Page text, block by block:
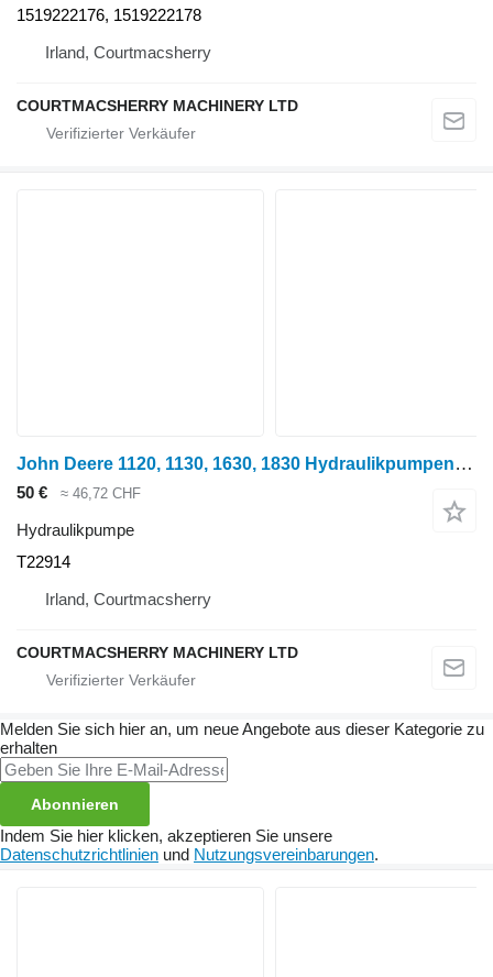
1519222176, 1519222178
Irland, Courtmacsherry
COURTMACSHERRY MACHINERY LTD
John Deere 1120, 1130, 1630, 1830 Hydraulikpumpen-Antriebswellenkupplung T22914 für Radtraktor
50 € ≈ 46,72 CHF
Hydraulikpumpe
T22914
Irland, Courtmacsherry
COURTMACSHERRY MACHINERY LTD
Melden Sie sich hier an, um neue Angebote aus dieser Kategorie zu
erhalten
Abonnieren
Indem Sie hier klicken, akzeptieren Sie unsere
Datenschutzrichtlinien und Nutzungsvereinbarungen.